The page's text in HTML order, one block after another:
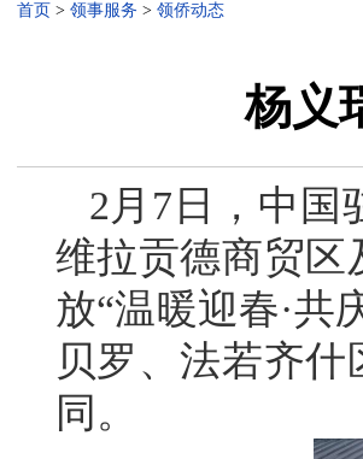
首页 > 领事服务 > 领侨动态
杨义
2月7日，中国
维拉贡德商贸区
放“温暖迎春·共
贝罗、法若齐
同。